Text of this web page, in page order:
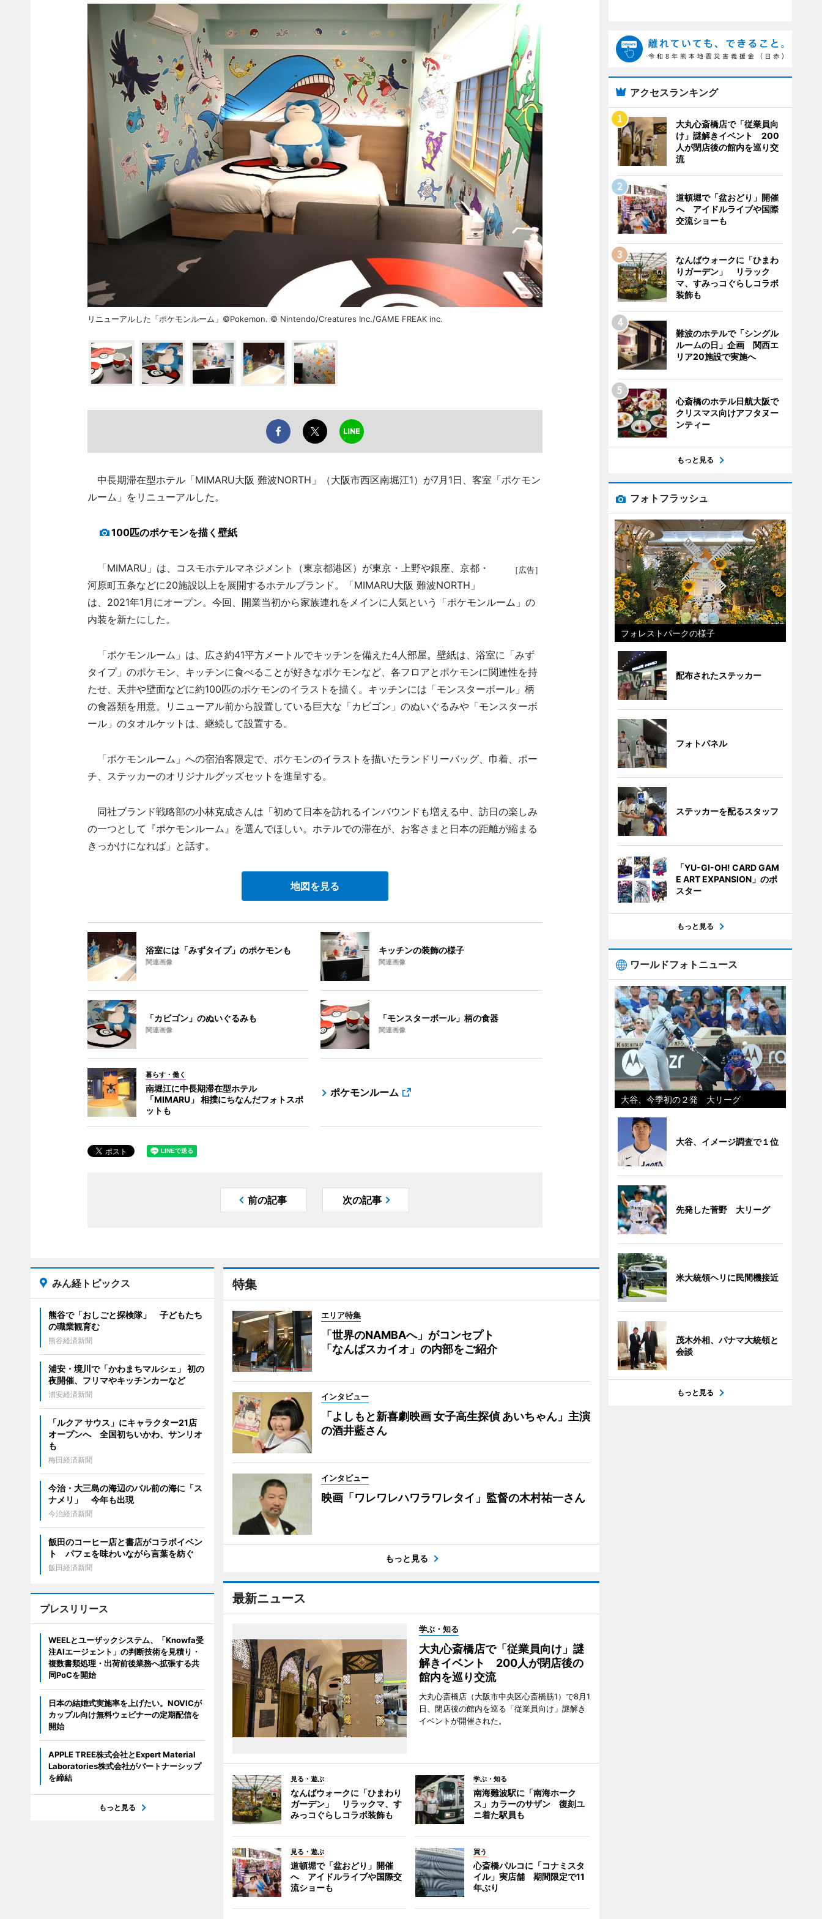
リニューアルした「ポケモンルーム」©Pokemon. © Nintendo/Creatures Inc./GAME FREAK inc.
中長期滞在型ホテル「MIMARU大阪 難波NORTH」（大阪市西区南堀江1）が7月1日、客室「ポケモン
ルーム」をリニューアルした。
100匹のポケモンを描く壁紙
［広告］
「MIMARU」は、コスモホテルマネジメント（東京都港区）が東京・上野や銀座、京都・
河原町五条などに20施設以上を展開するホテルブランド。「MIMARU大阪 難波NORTH」
は、2021年1月にオープン。今回、開業当初から家族連れをメインに人気という「ポケモンルーム」の
内装を新たにした。
「ポケモンルーム」は、広さ約41平方メートルでキッチンを備えた4人部屋。壁紙は、浴室に「みず
タイプ」のポケモン、キッチンに食べることが好きなポケモンなど、各フロアとポケモンに関連性を持
たせ、天井や壁面などに約100匹のポケモンのイラストを描く。キッチンには「モンスターボール」柄
の食器類を用意。リニューアル前から設置している巨大な「カビゴン」のぬいぐるみや「モンスターボ
ール」のタオルケットは、継続して設置する。
「ポケモンルーム」への宿泊客限定で、ポケモンのイラストを描いたランドリーバッグ、巾着、ポー
チ、ステッカーのオリジナルグッズセットを進呈する。
同社ブランド戦略部の小林克成さんは「初めて日本を訪れるインバウンドも増える中、訪日の楽しみ
の一つとして『ポケモンルーム』を選んでほしい。ホテルでの滞在が、お客さまと日本の距離が縮まる
きっかけになれば」と話す。
地図を見る
浴室には「みずタイプ」のポケモンも
関連画像
キッチンの装飾の様子
関連画像
「カビゴン」のぬいぐるみも
関連画像
「モンスターボール」柄の食器
関連画像
暮らす・働く
南堀江に中長期滞在型ホテル
「MIMARU」 相撲にちなんだフォトスポ
ットも
ポケモンルーム
前の記事 次の記事
特集
エリア特集
「世界のNAMBAへ」がコンセプト
「なんばスカイオ」の内部をご紹介
インタビュー
「よしもと新喜劇映画 女子高生探偵 あいちゃん」主演
の酒井藍さん
インタビュー
映画「ワレワレハワラワレタイ」監督の木村祐一さん
もっと見る
最新ニュース
学ぶ・知る
大丸心斎橋店で「従業員向け」謎
解きイベント 200人が閉店後の
館内を巡り交流
大丸心斎橋店（大阪市中央区心斎橋筋1）で8月1
日、閉店後の館内を巡る「従業員向け」謎解き
イベントが開催された。
見る・遊ぶ
なんばウォークに「ひまわり
ガーデン」 リラックマ、す
みっコぐらしコラボ装飾も
学ぶ・知る
南海難波駅に「南海ホーク
ス」カラーのサザン 復刻ユ
ニ着た駅員も
見る・遊ぶ
道頓堀で「盆おどり」開催
へ アイドルライブや国際交
流ショーも
買う
心斎橋パルコに「コナミスタ
イル」実店舗 期間限定で11
年ぶり
みん経トピックス
熊谷で「おしごと探検隊」 子どもたち
の職業観育む
熊谷経済新聞
浦安・境川で「かわまちマルシェ」 初の
夜開催、フリマやキッチンカーなど
浦安経済新聞
「ルクア サウス」にキャラクター21店
オープンへ 全国初ちいかわ、サンリオ
も
梅田経済新聞
今治・大三島の海辺のバル前の海に「ス
ナメリ」 今年も出現
今治経済新聞
飯田のコーヒー店と書店がコラボイベン
ト パフェを味わいながら言葉を紡ぐ
飯田経済新聞
プレスリリース
WEELとユーザックシステム、「Knowfa受
注AIエージェント」の判断技術を見積り・
複数書類処理・出荷前後業務へ拡張する共
同PoCを開始
日本の結婚式実施率を上げたい。NOVICが
カップル向け無料ウェビナーの定期配信を
開始
APPLE TREE株式会社とExpert Material
Laboratories株式会社がパートナーシップ
を締結
もっと見る
アクセスランキング
大丸心斎橋店で「従業員向
け」謎解きイベント 200
人が閉店後の館内を巡り交
流
道頓堀で「盆おどり」開催
へ アイドルライブや国際
交流ショーも
なんばウォークに「ひまわ
りガーデン」 リラック
マ、すみっコぐらしコラボ
装飾も
難波のホテルで「シングル
ルームの日」企画 関西エ
リア20施設で実施へ
心斎橋のホテル日航大阪で
クリスマス向けアフタヌー
ンティー
もっと見る
フォトフラッシュ
フォレストパークの様子
配布されたステッカー
フォトパネル
ステッカーを配るスタッフ
「YU-GI-OH! CARD GAM
E ART EXPANSION」のポ
スター
もっと見る
ワールドフォトニュース
大谷、今季初の２発 大リーグ
大谷、イメージ調査で１位
先発した菅野 大リーグ
米大統領ヘリに民間機接近
茂木外相、パナマ大統領と
会談
もっと見る